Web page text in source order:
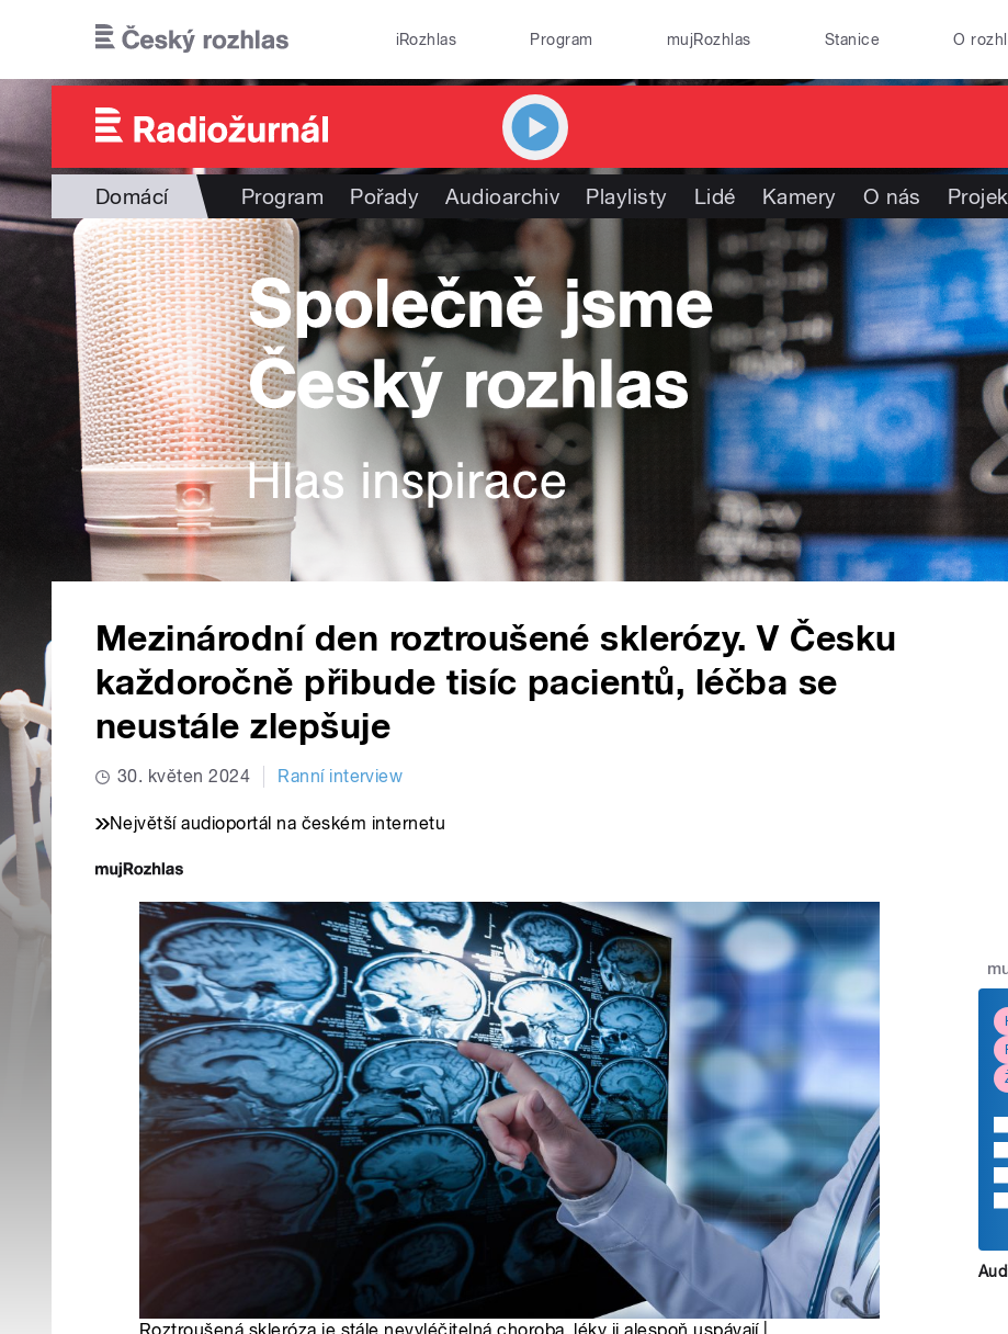
iRozhlas Program mujRozhlas Stanice O
Domácí Program Pořady Audioarchiv Playlisty Lidé Kamery O nás
Mezinárodní den roztroušené sklerózy. V Česku
každoročně přibude tisíc pacientů, léčba se
neustále zlepšuje
30. květen 2024 Ranní interview
Největší audioportál na českém internetu